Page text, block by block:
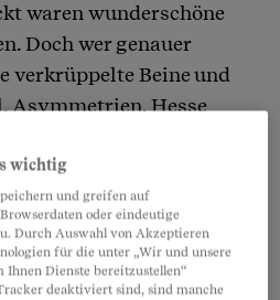
waren wunderschöne
Doch wer genauer
verkrüppelte Beine und
Asymmetrien. Hesse
«Die
mich erschüttert. Ich
die heute 65-Jährige. So
ihr vorher noch nie unter
so der schreckliche
wichtig
und greifen auf
oder eindeutige
Durch Auswahl von Akzeptieren
für die unter „Wir und unsere
Dienste bereitzustellen“
deaktiviert sind, sind manche